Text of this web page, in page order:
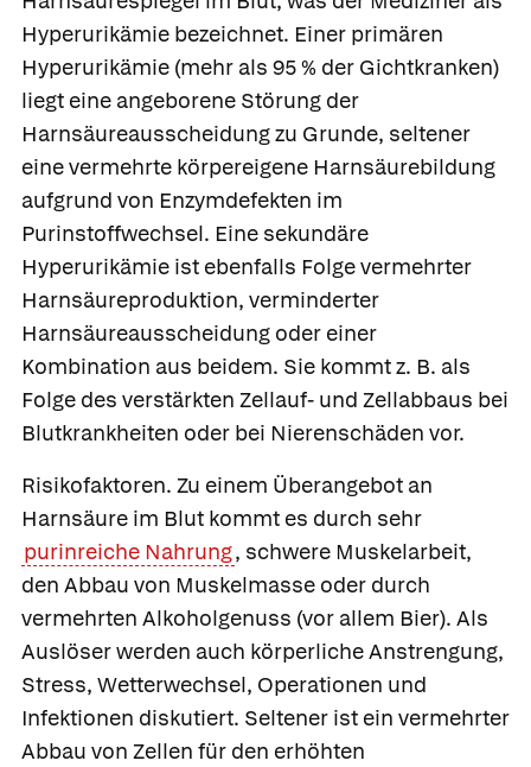
Hyperurikämie bezeichnet. Einer primären
Hyperurikämie (mehr als 95 % der Gichtkranken)
liegt eine angeborene Störung der
Harnsäureausscheidung zu Grunde, seltener
eine vermehrte körpereigene Harnsäurebildung
aufgrund von Enzymdefekten im
Purinstoffwechsel. Eine sekundäre
Hyperurikämie ist ebenfalls Folge vermehrter
Harnsäureproduktion, verminderter
Harnsäureausscheidung oder einer
Kombination aus beidem. Sie kommt z. B. als
Folge des verstärkten Zellauf- und Zellabbaus bei
Blutkrankheiten oder bei Nierenschäden vor.
Risikofaktoren. Zu einem Überangebot an
Harnsäure im Blut kommt es durch sehr
purinreiche Nahrung, schwere Muskelarbeit,
den Abbau von Muskelmasse oder durch
vermehrten Alkoholgenuss (vor allem Bier). Als
Auslöser werden auch körperliche Anstrengung,
Stress, Wetterwechsel, Operationen und
Infektionen diskutiert. Seltener ist ein vermehrter
Abbau von Zellen für den erhöhten